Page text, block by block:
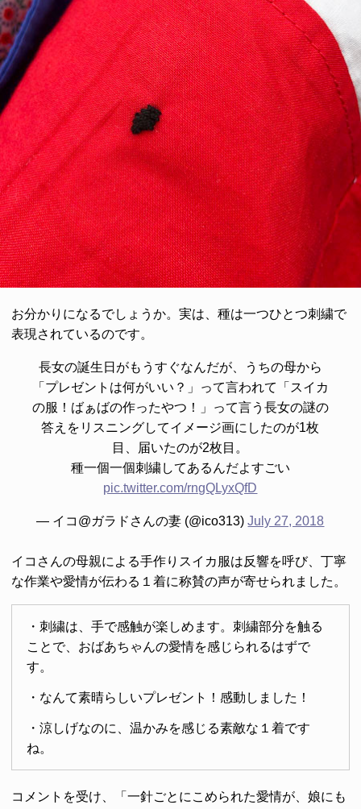
お分かりになるでしょうか。実は、種は一つひとつ刺繍で
表現されているのです。
長女の誕生日がもうすぐなんだが、うちの母から
「プレゼントは何がいい？」って言われて「スイカ
の服！ばぁばの作ったやつ！」って言う長女の謎の
答えをリスニングしてイメージ画にしたのが1枚
目、届いたのが2枚目。
種一個一個刺繍してあるんだよすごい
pic.twitter.com/rngQLyxQfD
— イコ@ガラドさんの妻 (@ico313)July 27, 2018
イコさんの母親による手作りスイカ服は反響を呼び、丁寧
な作業や愛情が伝わる１着に称賛の声が寄せられました。
・刺繍は、手で感触が楽しめます。刺繍部分を触る
ことで、おばあちゃんの愛情を感じられるはずで
す。
・なんて素晴らしいプレゼント！感動しました！
・涼しげなのに、温かみを感じる素敵な１着です
ね。
コメントを受け、「一針ごとにこめられた愛情が、娘にも